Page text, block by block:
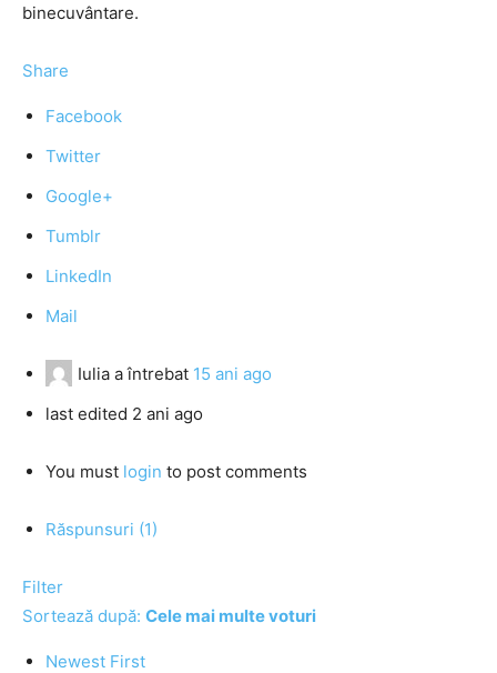
binecuvântare.
Share
Facebook
Twitter
Google+
Tumblr
LinkedIn
Mail
Iulia a întrebat 15 ani ago
last edited 2 ani ago
You must login to post comments
Răspunsuri (1)
Filter
Sortează după: Cele mai multe voturi
Newest First